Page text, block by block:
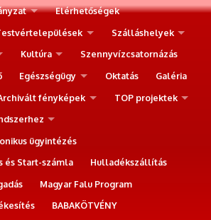
Elérhetőségek
Szálláshelyek
Kultúra
Szennyvízcsatornázás
Egészségügy Oktatás
Galéria
fényképek
TOP projektek
ügyintézés
és Start-számla
Hulladékszállítás
Magyar Falu Program
BABAKÖTVÉNY